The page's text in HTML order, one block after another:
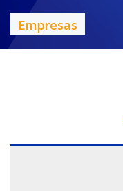
Empresas